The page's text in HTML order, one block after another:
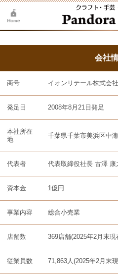
会社
商号 イオンリテール株式会社
発足日 2008年8月21日発足
本社所在
地
千葉県千葉市美浜区中
代表者 代表取締役社長 古澤 康
資本金 1億円
事業内容 総合小売業
店舗数 369店舗(2025年2月末現
従業員数 71,863人(2025年2月末